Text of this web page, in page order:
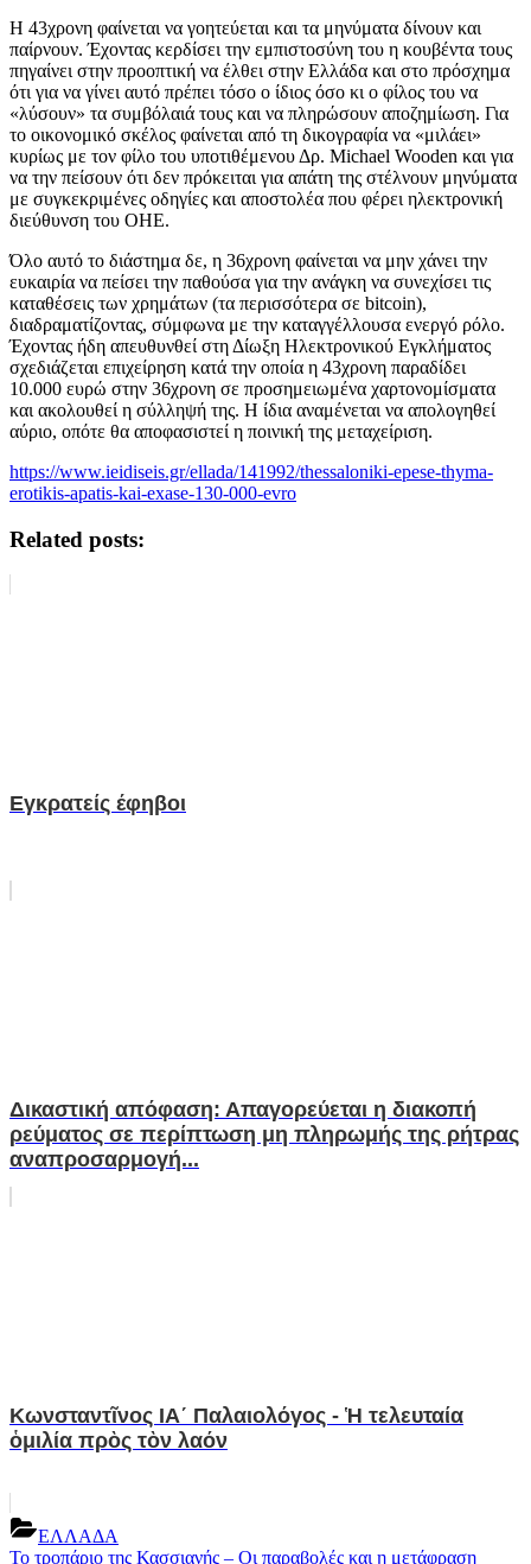
Η 43χρονη φαίνεται να γοητεύεται και τα μηνύματα δίνουν και
παίρνουν. Έχοντας κερδίσει την εμπιστοσύνη του η κουβέντα τους
πηγαίνει στην προοπτική να έλθει στην Ελλάδα και στο πρόσχημα
ότι για να γίνει αυτό πρέπει τόσο ο ίδιος όσο κι ο φίλος του να
«λύσουν» τα συμβόλαιά τους και να πληρώσουν αποζημίωση. Για
το οικονομικό σκέλος φαίνεται από τη δικογραφία να «μιλάει»
κυρίως με τον φίλο του υποτιθέμενου Δρ. Michael Wooden και για
να την πείσουν ότι δεν πρόκειται για απάτη της στέλνουν μηνύματα
με συγκεκριμένες οδηγίες και αποστολέα που φέρει ηλεκτρονική
διεύθυνση του ΟΗΕ.
Όλο αυτό το διάστημα δε, η 36χρονη φαίνεται να μην χάνει την
ευκαιρία να πείσει την παθούσα για την ανάγκη να συνεχίσει τις
καταθέσεις των χρημάτων (τα περισσότερα σε bitcoin),
διαδραματίζοντας, σύμφωνα με την καταγγέλλουσα ενεργό ρόλο.
Έχοντας ήδη απευθυνθεί στη Δίωξη Ηλεκτρονικού Εγκλήματος
σχεδιάζεται επιχείρηση κατά την οποία η 43χρονη παραδίδει
10.000 ευρώ στην 36χρονη σε προσημειωμένα χαρτονομίσματα
και ακολουθεί η σύλληψή της. Η ίδια αναμένεται να απολογηθεί
αύριο, οπότε θα αποφασιστεί η ποινική της μεταχείριση.
https://www.ieidiseis.gr/ellada/141992/thessaloniki-epese-thyma-
erotikis-apatis-kai-exase-130-000-evro
Related posts:
Εγκρατείς έφηβοι
Δικαστική απόφαση: Απαγορεύεται η διακοπή
ρεύματος σε περίπτωση μη πληρωμής της ρήτρας
αναπροσαρμογή...
Κωνσταντῖνος ΙΑ´ Παλαιολόγος - Ἡ τελευταία
ὁμιλία πρὸς τὸν λαόν
ΕΛΛΑΔΑ
Previous
Το τροπάριο της Κασσιανής – Oι παραβολές και η μετάφραση